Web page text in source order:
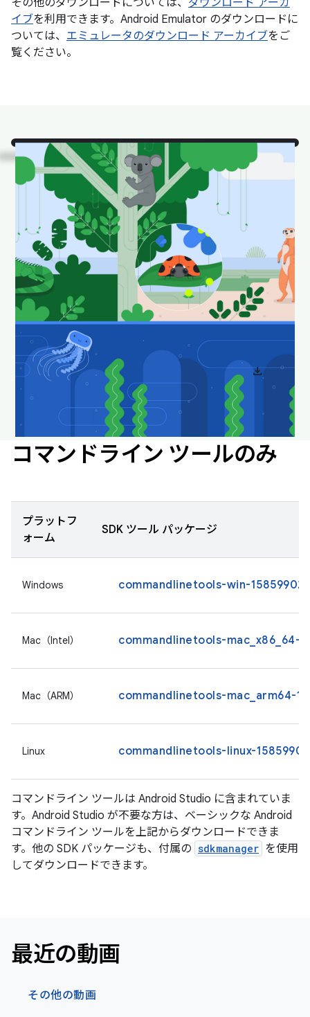
その他のダウンロードについては、 ダウンロード アーカ
イブを利用できます。Android Emulator のダウンロードに
ついては、 エミュレータのダウンロード アーカイブをご
覧ください。
ご覧ください。 自然の生
息環境にいる、Android
Studio の人気動物たちで
す。
ダウンロードして壁紙として設定すると、デスクト
ップを楽しい雰囲気に保つことができます。
Android Studio の壁紙をダウンロード download
コマンドライン ツールのみ
プラットフ
ォーム
SDK ツール パッケージ
Windows commandlinetools-win-
Mac（Intel） commandlinetools-mac_x86_64-
Mac（ARM） commandlinetools-mac_arm64-
Linux commandlinetools-linux-
コマンドライン ツールは Android Studio に含まれていま
す。Android Studio が不要な方は、ベーシックな Android
コマンドライン ツールを上記からダウンロードできま
す。他の SDK パッケージも、付属の sdkmanager を使用
してダウンロードできます。
最近の動画
その他の動画